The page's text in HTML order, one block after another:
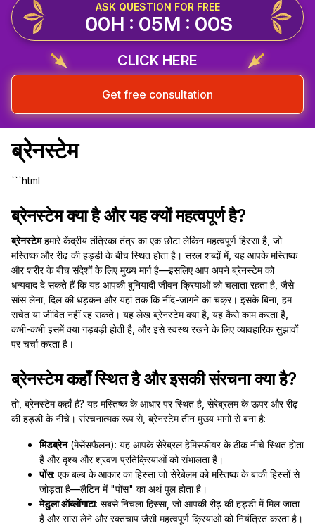
ASK QUESTION FOR FREE
00H : 05M : 00S
CLICK HERE
Get free consultation
ब्रेनस्टेम
```html
ब्रेनस्टेम क्या है और यह क्यों महत्वपूर्ण है?
ब्रेनस्टेमहमारे केंद्रीय तंत्रिका तंत्र का एक छोटा लेकिन महत्वपूर्ण हिस्सा है, जो
मस्तिष्क और रीढ़ की हड्डी के बीच स्थित होता है। सरल शब्दों में, यह आपके मस्तिष्क
और शरीर के बीच संदेशों के लिए मुख्य मार्ग है—इसलिए आप अपने ब्रेनस्टेम को
धन्यवाद दे सकते हैं कि यह आपकी बुनियादी जीवन क्रियाओं को चलाता रहता है, जैसे
सांस लेना, दिल की धड़कन और यहां तक कि नींद-जागने का चक्र। इसके बिना, हम
सचेत या जीवित नहीं रह सकते। यह लेख ब्रेनस्टेम क्या है, यह कैसे काम करता है,
कभी-कभी इसमें क्या गड़बड़ी होती है, और इसे स्वस्थ रखने के लिए व्यावहारिक सुझावों
पर चर्चा करता है।
ब्रेनस्टेम कहाँ स्थित है और इसकी संरचना क्या है?
तो, ब्रेनस्टेम कहाँ है? यह मस्तिष्क के आधार पर स्थित है, सेरेब्रलम के ऊपर और रीढ़
की हड्डी के नीचे। संरचनात्मक रूप से, ब्रेनस्टेम तीन मुख्य भागों से बना है:
मिडब्रेन(मेसेंसफैलन): यह आपके सेरेब्रल हेमिस्फीयर के ठीक नीचे स्थित होता
है और दृश्य और श्रवण प्रतिक्रियाओं को संभालता है।
पोंस: एक बल्ब के आकार का हिस्सा जो सेरेबेलम को मस्तिष्क के बाकी हिस्सों से
जोड़ता है—लैटिन में "पोंस" का अर्थ पुल होता है।
मेडुला ऑब्लोंगाटा: सबसे निचला हिस्सा, जो आपकी रीढ़ की हड्डी में मिल जाता
है और सांस लेने और रक्तचाप जैसी महत्वपूर्ण क्रियाओं को नियंत्रित करता है।